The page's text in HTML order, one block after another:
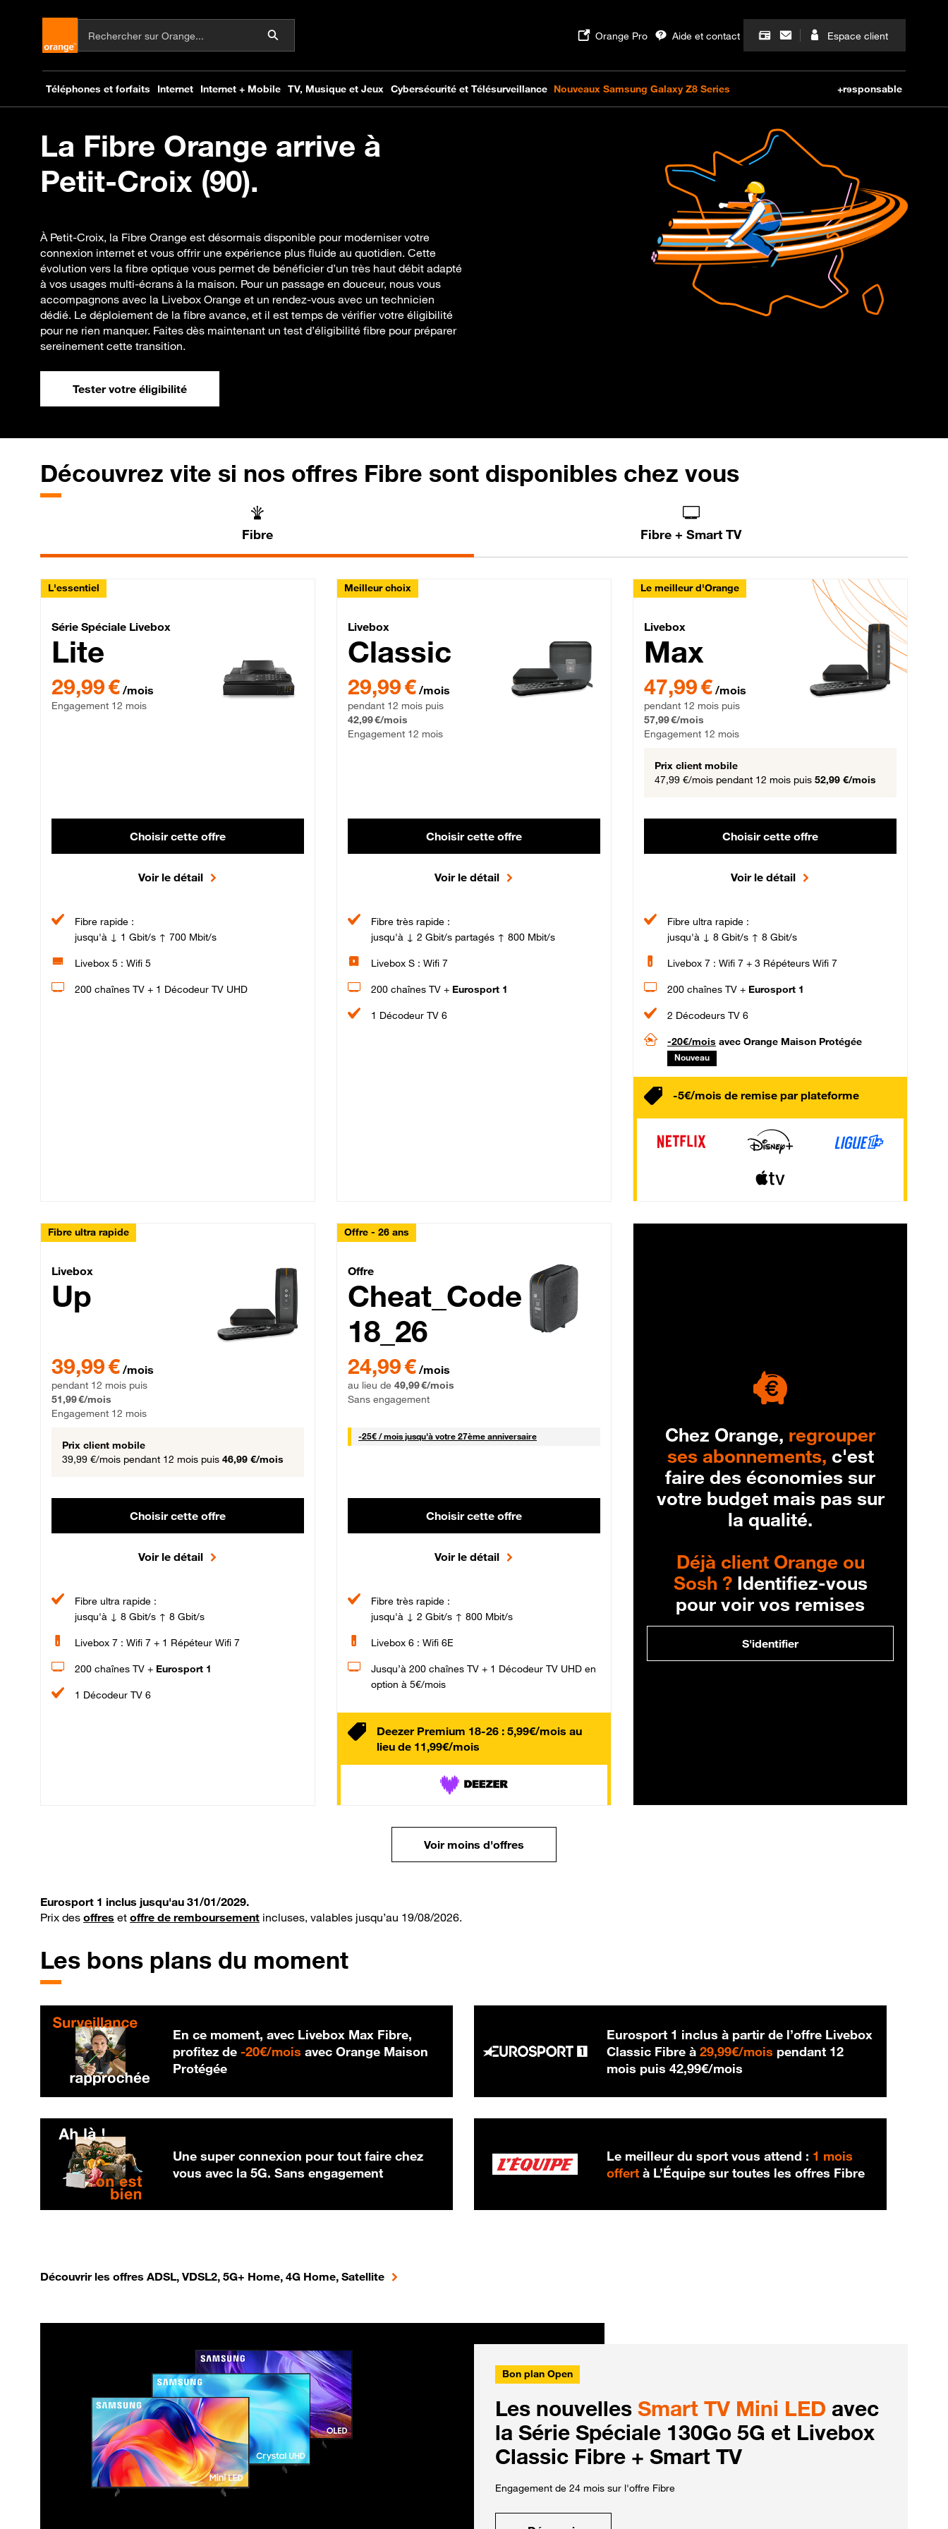
La Fibre Orange arrive à
Petit-Croix (90).
À Petit-Croix, la Fibre Orange est désormais disponible pour moderniser votre
connexion internet et vous offrir une expérience plus fluide au quotidien. Cette
évolution vers la fibre optique vous permet de bénéficier d’un très haut débit adapté
à vos usages multi-écrans à la maison. Pour un passage en douceur, nous vous
accompagnons avec la Livebox Orange et un rendez-vous avec un technicien
dédié. Le déploiement de la fibre avance, et il est temps de vérifier votre éligibilité
pour ne rien manquer. Faites dès maintenant un test d’éligibilité fibre pour préparer
sereinement cette transition.
Tester votre éligibilité
Découvrez vite si nos offres Fibre sont disponibles chez vous
Fibre Fibre + Smart TV
L'essentiel
Série Spéciale Livebox Lite Fibre
Série Spéciale Livebox
Lite
29,99 € par mois , Engagement 12 mois
29,99 € /mois
Engagement 12 mois
Choisir cette offre
Voir le détail
Fibre rapide :
jusqu'à ↓ 1 Gbit/s ↑ 700 Mbit/s
Livebox 5 : Wifi 5
200 chaînes TV + 1 Décodeur TV UHD
Meilleur choix
Livebox Classic Fibre
Livebox
Classic
29,99 € par mois pendant 12 mois puis 42,99 € par mois, Engagement 12 mois
29,99 € /mois
pendant 12 mois puis
42,99 €/mois
Engagement 12 mois
Choisir cette offre
Voir le détail
Fibre très rapide :
jusqu'à ↓ 2 Gbit/s partagés ↑ 800 Mbit/s
Livebox S : Wifi 7
200 chaînes TV + Eurosport 1
1 Décodeur TV 6
Le meilleur d'Orange
Livebox Max Fibre
Livebox
Max
47,99 € par mois pendant 12 mois puis 57,99 € par mois,
47,99 € /mois
pendant 12 mois puis
57,99 €/mois
Engagement 12 mois
Prix client mobile
47,99 €/mois pendant 12 mois puis 52,99 €/mois
Choisir cette offre
Voir le détail
Fibre ultra rapide :
jusqu'à ↓ 8 Gbit/s ↑ 8 Gbit/s
Livebox 7 : Wifi 7 + 3 Répéteurs Wifi 7
200 chaînes TV + Eurosport 1
2 Décodeurs TV 6
-20€/mois avec Orange Maison Protégée
Nouveau
-5€/mois de remise par plateforme
Fibre ultra rapide
Livebox Up Fibre
Livebox
Up
39,99 € /mois
pendant 12 mois puis
51,99 €/mois
Engagement 12 mois
Prix client mobile
39,99 €/mois pendant 12 mois puis 46,99 €/mois
Choisir cette offre
Voir le détail
Fibre ultra rapide :
jusqu'à ↓ 8 Gbit/s ↑ 8 Gbit/s
Livebox 7 : Wifi 7 + 1 Répéteur Wifi 7
200 chaînes TV + Eurosport 1
1 Décodeur TV 6
Offre - 26 ans
Cheat_Code Fibre_18_26
Offre
Cheat_Code
18_26
24,99 € /mois
au lieu de 49,99 €/mois
Sans engagement
-25€ / mois25 € par mois
jusqu'à votre 27ème anniversaire
Choisir cette offre
Voir le détail
Fibre très rapide :
jusqu'à ↓ 2 Gbit/s ↑ 800 Mbit/s
Livebox 6 : Wifi 6E
Jusqu’à 200 chaînes TV + 1 Décodeur TV UHD en
option à 5€/mois
Deezer Premium 18-26 : 5,99€/mois au
lieu de 11,99€/mois
Chez Orange, regrouper
ses abonnements, c'est
faire des économies sur
votre budget mais pas sur
la qualité.
Déjà client Orange ou
Sosh ?Identifiez-vous
pour voir vos remises
S'identifier
Voir moins d'offres
Eurosport 1 inclus jusqu'au 31/01/2029.
Prix des offres et offre de remboursement incluses, valables jusqu’au 19/08/2026.
Les bons plans du moment
En ce moment, avec Livebox Max Fibre,
profitez de -20€/mois 20 € par mois
avec Orange Maison
Protégée
Eurosport 1 inclus à partir de l’offre Livebox
Classic Fibre à29,99€/mois 29,99 € par mois
pendant 12
mois puis42,99€/mois
Une super connexion pour tout faire chez
vous avec la 5G. Sans engagement
Le meilleur du sport vous attend : 1 mois
offert à L’Équipe sur toutes les offres Fibre
Découvrir les offres ADSL, VDSL2, 5G+ Home, 4G Home, Satellite
Bon plan Open
Les nouvelles Smart TV Mini LED avec
la Série Spéciale 130Go 5G et Livebox
Classic Fibre + Smart TV
Engagement de 24 mois sur l'offre Fibre